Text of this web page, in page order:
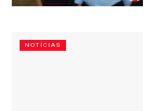
NOTÍCIAS